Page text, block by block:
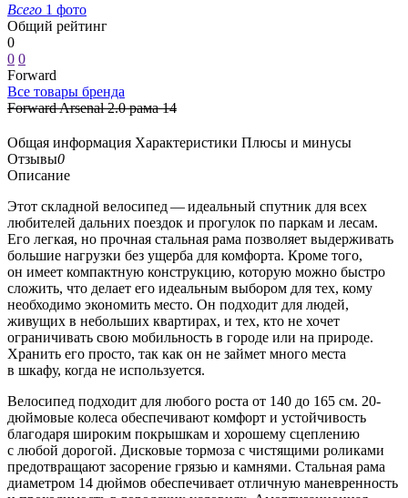
Всего 1 фото
Общий рейтинг
0
0 0
Forward
Все товары бренда
Forward Arsenal 2.0 рама 14
Общая информация Характеристики Плюсы и минусы
Отзывы0
Описание
Этот складной велосипед — идеальный спутник для всех
любителей дальних поездок и прогулок по паркам и лесам.
Его легкая, но прочная стальная рама позволяет выдерживать
большие нагрузки без ущерба для комфорта. Кроме того,
он имеет компактную конструкцию, которую можно быстро
сложить, что делает его идеальным выбором для тех, кому
необходимо экономить место. Он подходит для людей,
живущих в небольших квартирах, и тех, кто не хочет
ограничивать свою мобильность в городе или на природе.
Хранить его просто, так как он не займет много места
в шкафу, когда не используется.
Велосипед подходит для любого роста от 140 до 165 см. 20-
дюймовые колеса обеспечивают комфорт и устойчивость
благодаря широким покрышкам и хорошему сцеплению
с любой дорогой. Дисковые тормоза с чистящими роликами
предотвращают засорение грязью и камнями. Стальная рама
диаметром 14 дюймов обеспечивает отличную маневренность